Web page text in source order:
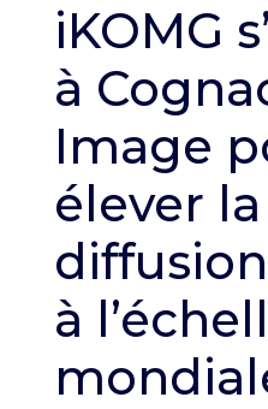
iKOMG
à
Image
élever la
à